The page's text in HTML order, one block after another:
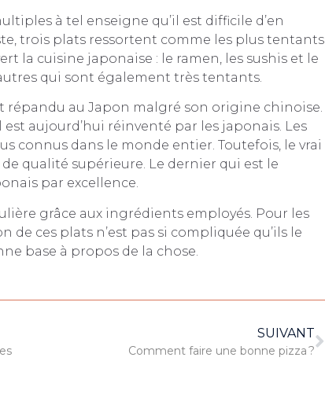
à tel enseigne qu’il est difficile d’en
trois plats ressortent comme les plus tentants
la cuisine japonaise : le ramen, les sushis et le
qui sont également très tentants.
répandu au Japon malgré son origine chinoise.
aujourd’hui réinventé par les japonais. Les
connus dans le monde entier. Toutefois, le vrai
qualité supérieure. Le dernier qui est le
par excellence.
grâce aux ingrédients employés. Pour les
ces plats n’est pas si compliquée qu’ils le
base à propos de la chose.
SUIVANT
Comment faire une bonne pizza ?